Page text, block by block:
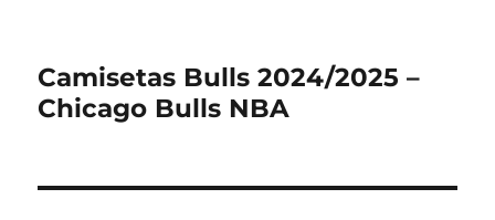
Camisetas Bulls 2024/2025 –
Chicago Bulls NBA